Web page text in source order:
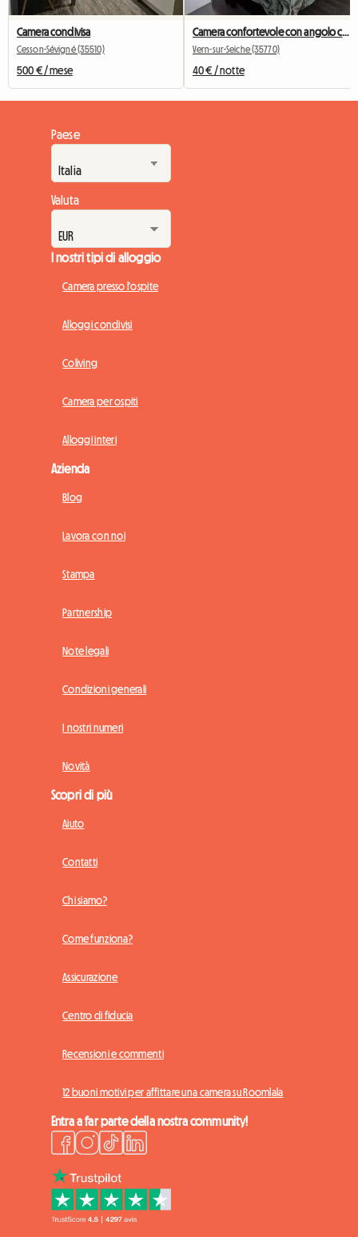
Camera condivisa
Cesson-Sévigné (35510)
500 € / mese
Vern-sur-Seiche (35770)
40 € / notte
Paese
Valuta
I nostri tipi di alloggio
Camera presso l'ospite
Alloggi condivisi
Coliving
Camera per ospiti
Alloggi interi
Azienda
Blog
Lavora con noi
Stampa
Partnership
Note legali
Condizioni generali
I nostri numeri
Novità
Scopri di più
Aiuto
Contatti
Chi siamo?
Come funziona?
Assicurazione
Centro di fiducia
Recensioni e commenti
12 buoni motivi per affittare una camera su Roomlala
Entra a far parte della nostra community!